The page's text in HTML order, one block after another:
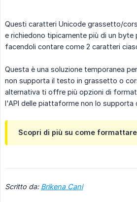
Questi caratteri Unicode grassetto/
e richiedono tipicamente più di un byte
facendoli contare come 2 caratteri
Questa è una soluzione temporanea
non supporta il testo in grassetto o
alternativa ti offre più opzioni di
l'API delle piattaforme non lo supporta
Scopri di più su come
Scritto da: Brikena Cani